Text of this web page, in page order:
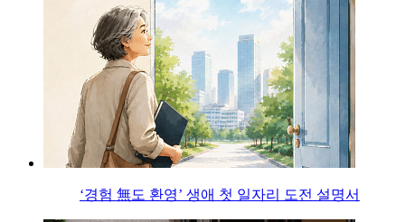
‘경험 無도 환영’ 생애 첫 일자리 도전 설명서